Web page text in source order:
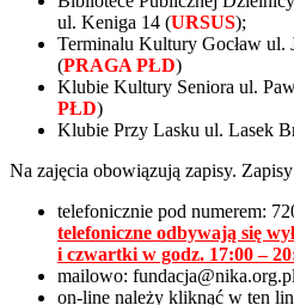
ul. Keniga 14 (URSUS);
Terminalu Kultury Gocław ul.
(PRAGA PŁD)
Klubie Kultury Seniora ul.
PŁD)
Klubie Przy Lasku ul. Lasek
Na zajęcia obowiązują zapisy.
telefonicznie pod numerem:
telefoniczne odbywają się
i czwartki w godz. 17:00 –
mailowo: fundacja@nika.org.pl
on-line należy kliknąć w ten